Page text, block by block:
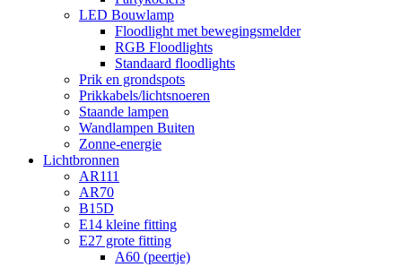
LED Bouwlamp
Floodlight met bewegingsmelder
RGB Floodlights
Standaard floodlights
Prik en grondspots
Prikkabels/lichtsnoeren
Staande lampen
Wandlampen Buiten
Zonne-energie
Lichtbronnen
AR111
AR70
B15D
E14 kleine fitting
E27 grote fitting
A60 (peertje)